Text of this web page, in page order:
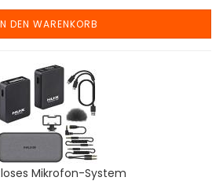
DEN WARENKORB
Mikrofon-System